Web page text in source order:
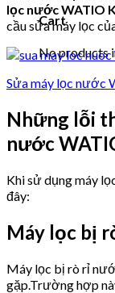
Cart
No products
lọc nước WATIO
cầu sửa máy lọc
Sửa máy lọc nước
Những lỗi
nước
Khi sử dụng máy
đây:
Máy lọc bị
Máy lọc bị rò rỉ
gặp.Trường hợp